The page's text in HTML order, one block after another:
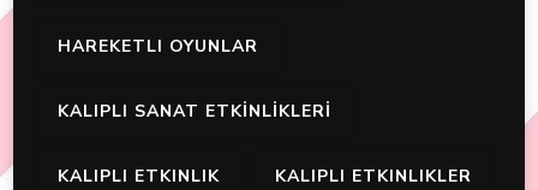
HAREKETLI OYUNLAR
KALIPLI SANAT ETKİNLİKLERİ
KALIPLI ETKINLIK KALIPLI ETKINLIKLER